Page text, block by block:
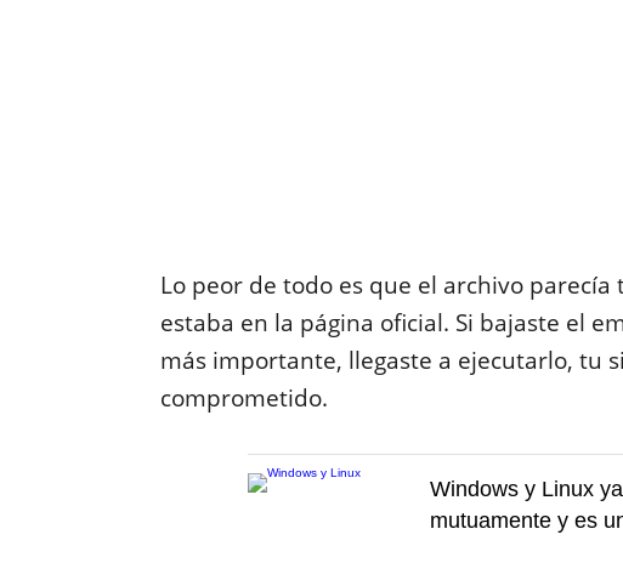
Lo peor de todo es que el archivo
estaba en la página oficial. Si bajaste el
más importante, llegaste a ejecutarlo, tu
comprometido.
Windows y Linux
mutuamente y es